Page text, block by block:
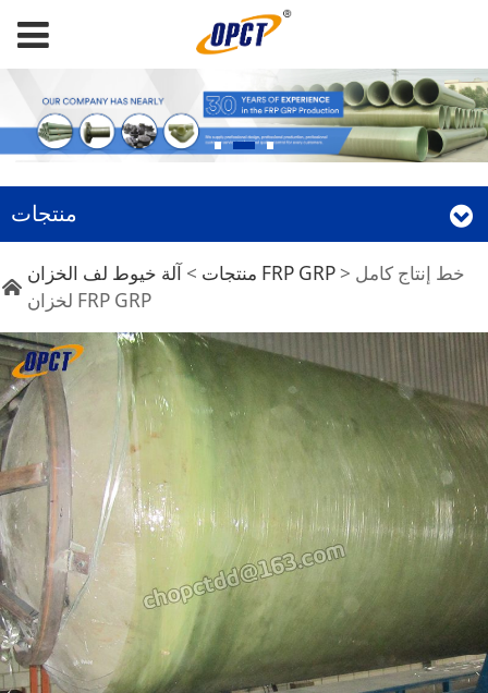
منتجات
خط إنتاج كامل لخزان
FRP GRP
منتجات > آلة خيوط لف الخزان FRP GRP > خط إنتاج كامل
لخزان FRP GRP